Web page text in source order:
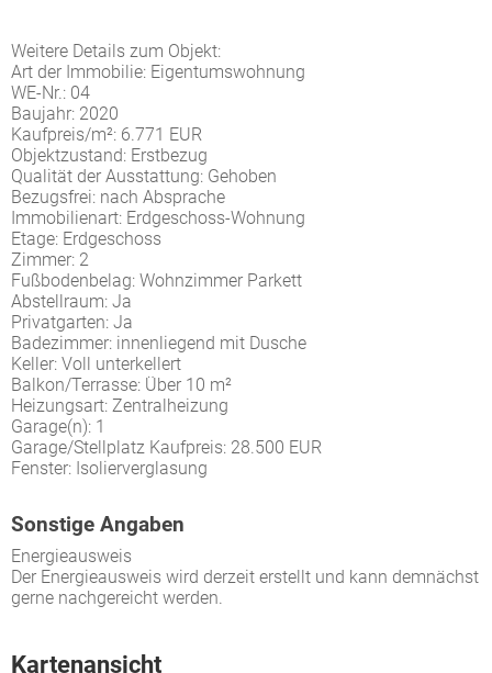
Weitere Details zum Objekt:
Art der Immobilie: Eigentumswohnung
WE-Nr.: 04
Baujahr: 2020
Kaufpreis/m²: 6.771 EUR
Objektzustand: Erstbezug
Qualität der Ausstattung: Gehoben
Bezugsfrei: nach Absprache
Immobilienart: Erdgeschoss-Wohnung
Etage: Erdgeschoss
Zimmer: 2
Fußbodenbelag: Wohnzimmer Parkett
Abstellraum: Ja
Privatgarten: Ja
Badezimmer: innenliegend mit Dusche
Keller: Voll unterkellert
Balkon/Terrasse: Über 10 m²
Heizungsart: Zentralheizung
Garage(n): 1
Garage/Stellplatz Kaufpreis: 28.500 EUR
Fenster: Isolierverglasung
Sonstige Angaben
Energieausweis
Der Energieausweis wird derzeit erstellt und kann demnächst
gerne nachgereicht werden.
Kartenansicht